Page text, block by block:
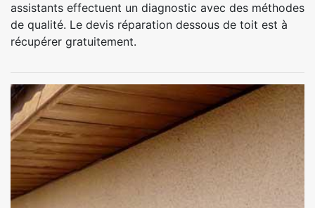
assistants effectuent un diagnostic avec des méthodes
de qualité. Le devis réparation dessous de toit est à
récupérer gratuitement.